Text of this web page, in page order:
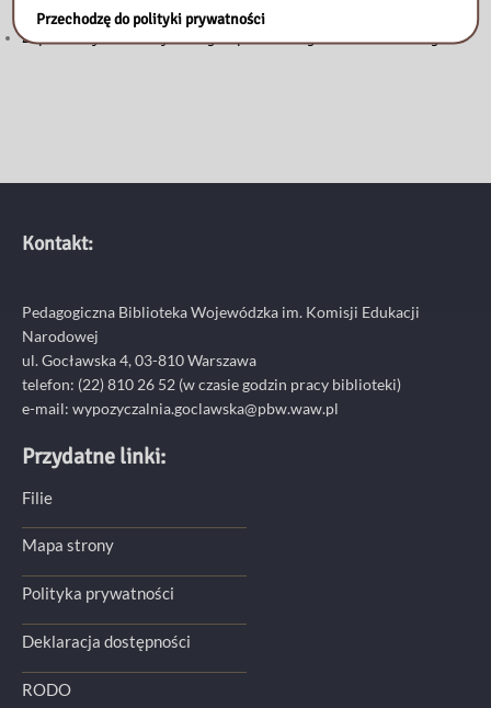
Mazowieckiego
Zapraszamy do lektury nowego wpisu na blogu Biblioteka Vintage!
Kontakt:
Pedagogiczna Biblioteka Wojewódzka im. Komisji Edukacji
Narodowej
ul. Gocławska 4, 03-810 Warszawa
telefon: (22) 810 26 52 (w czasie godzin pracy biblioteki)
e-mail: wypozyczalnia.goclawska@pbw.waw.pl
Przydatne linki:
Filie
Mapa strony
Polityka prywatności
Deklaracja dostępności
RODO
Przechodzę do polityki prywatności